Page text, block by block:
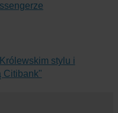
stylu i
Citibank"